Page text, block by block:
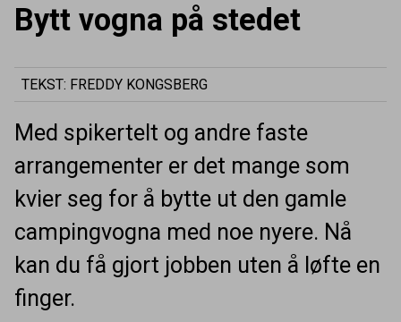
Bytt vogna på stedet
TEKST: FREDDY KONGSBERG
Med spikertelt og andre faste
arrangementer er det mange som
kvier seg for å bytte ut den gamle
campingvogna med noe nyere. Nå
kan du få gjort jobben uten å løfte en
finger.